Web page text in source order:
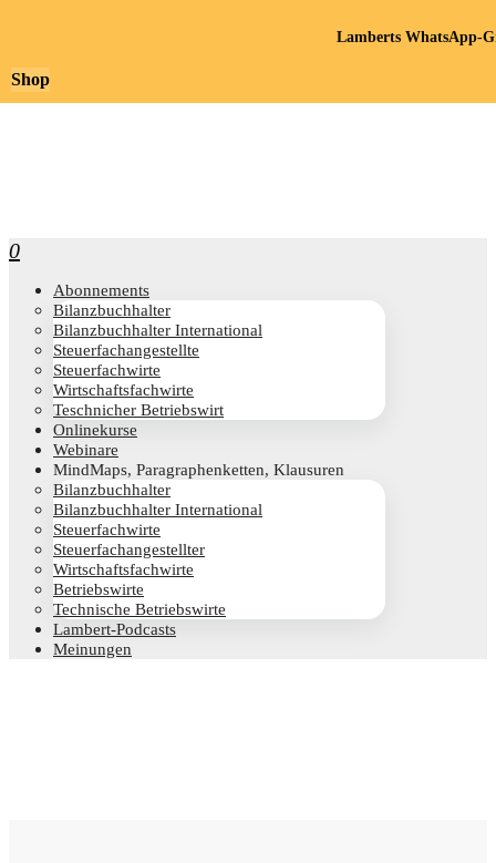
0
Abon­ne­ments
Bilanz­buch­hal­ter
Bilanz­buch­hal­ter International
Steu­er­fach­an­ge­stell­te
Steu­er­fach­wir­te
Wirt­schafts­fach­wir­te
Teschni­cher Betriebswirt
Online­kur­se
Web­i­na­re
Mind­Maps, Para­gra­phen­ket­ten, Klausuren
Bilanz­buch­hal­ter
Bilanz­buch­hal­ter International
Steu­er­fach­wir­te
Steu­er­fach­an­ge­stell­ter
Wirt­schafts­fach­wir­te
Betriebs­wir­te
Tech­ni­sche Betriebswirte
Lam­­bert-Pod­­casts
Mei­nun­gen
Shop
Lamberts WhatsApp-